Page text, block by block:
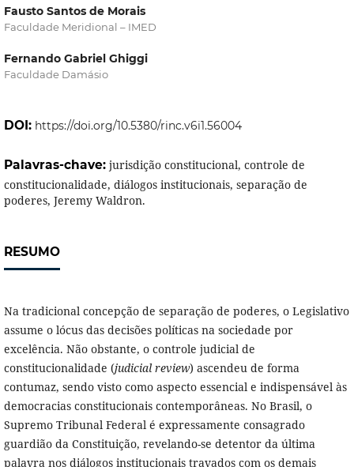
Fausto Santos de Morais
Faculdade Meridional – IMED
Fernando Gabriel Ghiggi
Faculdade Damásio
DOI: https://doi.org/10.5380/rinc.v6i1.56004
Palavras-chave: jurisdição constitucional, controle de
constitucionalidade, diálogos institucionais, separação de
poderes, Jeremy Waldron.
RESUMO
Na tradicional concepção de separação de poderes, o Legislativo
assume o lócus das decisões políticas na sociedade por
excelência. Não obstante, o controle judicial de
constitucionalidade (judicial review) ascendeu de forma
contumaz, sendo visto como aspecto essencial e indispensável às
democracias constitucionais contemporâneas. No Brasil, o
Supremo Tribunal Federal é expressamente consagrado
guardião da Constituição, revelando-se detentor da última
palavra nos diálogos institucionais travados com os demais